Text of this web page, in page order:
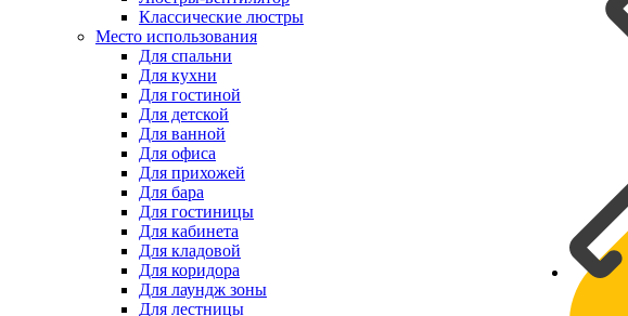
Классические люстры
Место использования
Для спальни
Для кухни
Для гостиной
Для детской
Для ванной
Для офиса
Для прихожей
Для бара
Для гостиницы
Для кабинета
Для кладовой
Для коридора
Для лаундж зоны
Для лестницы